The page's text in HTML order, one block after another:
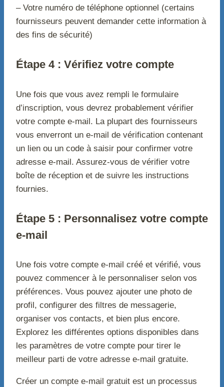
– Votre numéro de téléphone optionnel (certains
fournisseurs peuvent demander cette information à
des fins de sécurité)
Étape 4 : Vérifiez votre compte
Une fois que vous avez rempli le formulaire
d’inscription, vous devrez probablement vérifier
votre compte e-mail. La plupart des fournisseurs
vous enverront un e-mail de vérification contenant
un lien ou un code à saisir pour confirmer votre
adresse e-mail. Assurez-vous de vérifier votre
boîte de réception et de suivre les instructions
fournies.
Étape 5 : Personnalisez votre compte
e-mail
Une fois votre compte e-mail créé et vérifié, vous
pouvez commencer à le personnaliser selon vos
préférences. Vous pouvez ajouter une photo de
profil, configurer des filtres de messagerie,
organiser vos contacts, et bien plus encore.
Explorez les différentes options disponibles dans
les paramètres de votre compte pour tirer le
meilleur parti de votre adresse e-mail gratuite.
Créer un compte e-mail gratuit est un processus